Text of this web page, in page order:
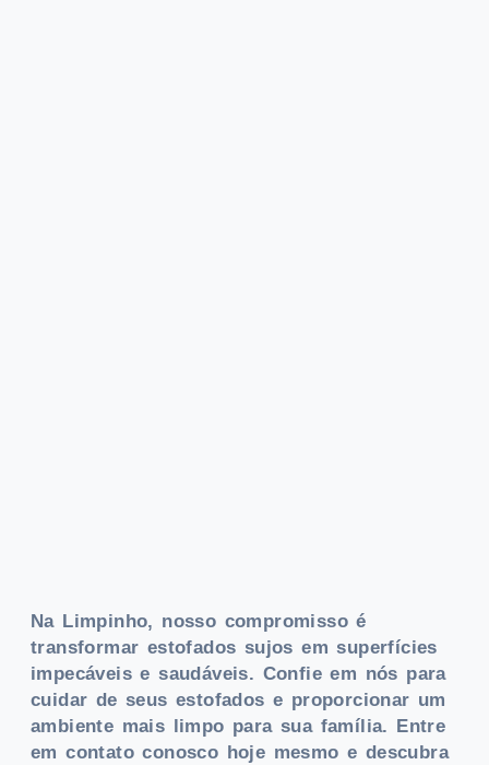
Na Limpinho, nosso compromisso é
transformar estofados sujos em superfícies
impecáveis e saudáveis. Confie em nós para
cuidar de seus estofados e proporcionar um
ambiente mais limpo para sua família. Entre
em contato conosco hoje mesmo e descubra